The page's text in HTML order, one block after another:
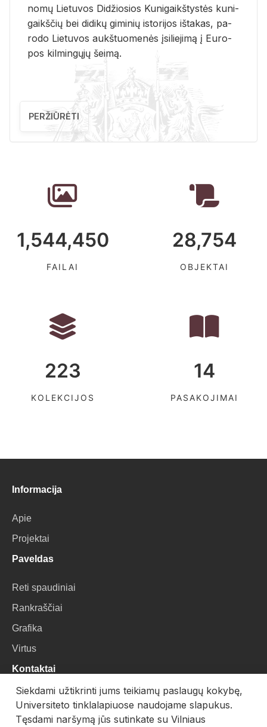
no­mų Lie­tu­vos Di­džio­sios Ku­ni­gaikš­tys­tės ku­ni­
gaikš­čių bei di­di­kų gi­mi­nių is­to­ri­jos iš­ta­kas, pa­
ro­do Lie­tu­vos aukš­tuo­me­nės įsi­lie­ji­mą į Eu­ro­
pos kil­min­gų­jų šei­mą.
PERŽIŪRĖTI
1,544,450
FAILAI
28,754
OBJEKTAI
223
KOLEKCIJOS
14
PASAKOJIMAI
Informacija
Apie
Projektai
Paveldas
Reti spaudiniai
Rankraščiai
Grafika
Virtus
Kontaktai
VU Biblioteka
Universiteto g. 3, LT-01122, Vilnius
Siekdami užtikrinti jums teikiamų paslaugų kokybę,
Universiteto tinklalapiuose naudojame slapukus.
Tęsdami naršymą jūs sutinkate su Vilniaus